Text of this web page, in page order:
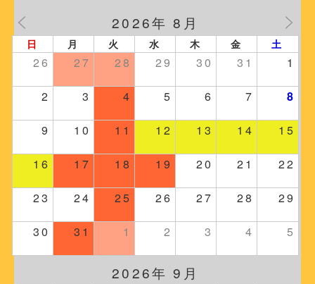
2026年 8月
日 月 火 水 木 金 土
26 27 28 29 30 31 1
2 3 4 5 6 7 8
9 10 11 12 13 14 15
16 17 18 19 20 21 22
23 24 25 26 27 28 29
30 31 1 2 3 4 5
2026年 9月